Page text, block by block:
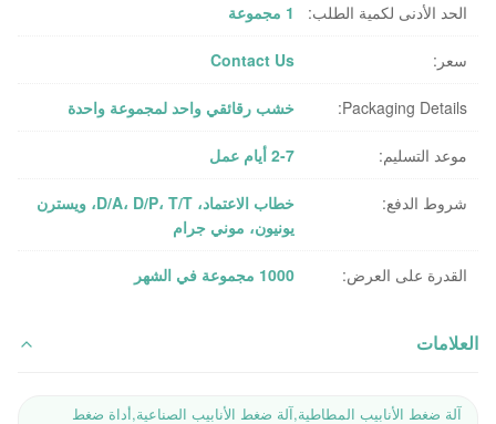
الحد الأدنى لكمية الطلب: 1 مجموعة
سعر: Contact Us
Packaging Details: خشب رقائقي واحد لمجموعة واحدة
موعد التسليم: 2-7 أيام عمل
شروط الدفع:
خطاب الاعتماد، D/A، D/P، T/T، ويسترن
يونيون، موني جرام
القدرة على العرض: 1000 مجموعة في الشهر
العلامات
آلة ضغط الأنابيب المطاطية,آلة ضغط الأنابيب الصناعية,أداة ضغط